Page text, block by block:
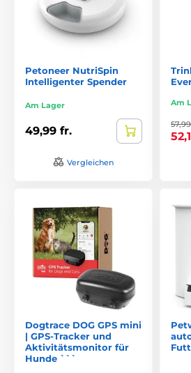
Petoneer NutriSpin
Intelligenter Spender
Am Lager
49,99 fr.
Vergleichen
Am
Dogtrace DOG GPS mini
| GPS-Tracker und
Aktivitätsmonitor für
Hunde ```